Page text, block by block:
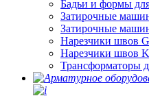
Бадьи и формы
Затирочные
Затирочные
Нарезчики швов
Нарезчики швов
Трансформаторы